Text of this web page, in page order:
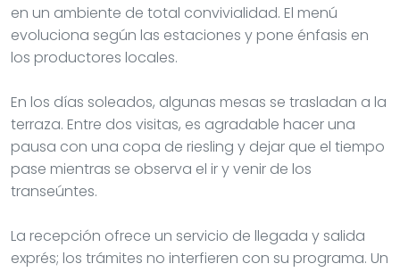
en un ambiente de total convivialidad. El menú
evoluciona según las estaciones y pone énfasis en
los productores locales.
En los días soleados, algunas mesas se trasladan a la
terraza. Entre dos visitas, es agradable hacer una
pausa con una copa de riesling y dejar que el tiempo
pase mientras se observa el ir y venir de los
transeúntes.
La recepción ofrece un servicio de llegada y salida
exprés; los trámites no interfieren con su programa. Un